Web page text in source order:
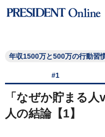
年収1500万と500万の行動習
#1
「なぜか貯まる
人の結論【1】